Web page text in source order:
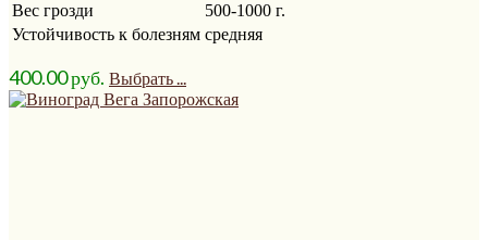
Вес грозди
500-1000 г.
Устойчивость к болезням средняя
400.00руб. Выбрать ...